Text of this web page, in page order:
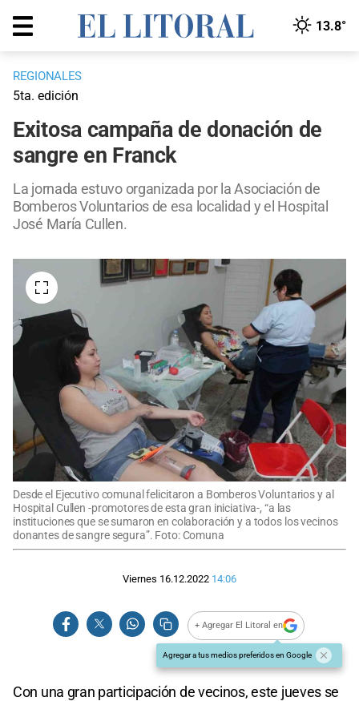
13.8°
REGIONALES
5ta. edición
Exitosa campaña de donación de
sangre en Franck
La jornada estuvo organizada por la Asociación de
Bomberos Voluntarios de esa localidad y el Hospital
José María Cullen.
Desde el Ejecutivo comunal felicitaron a Bomberos Voluntarios y al
Hospital Cullen -promotores de esta gran iniciativa-, “a las
instituciones que se sumaron en colaboración y a todos los vecinos
donantes de sangre segura”. Foto: Comuna
Viernes 16.12.2022 14:06
+ Agregar El Litoral en
Agregar a tus medios preferidos en Google
Con una gran participación de vecinos, este jueves se